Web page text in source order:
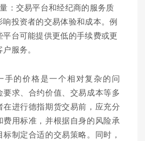
：交易平台和经纪商的服务质
响投资者的交易体验和成本。例
平台可能提供更低的手续费或更
服务。
手的价格是一个相对复杂的问
要求、合约价值、交易成本等多
在进行德指期货交易前，应充分
费用标准，并根据自身的风险承
制定合适的交易策略。同时，